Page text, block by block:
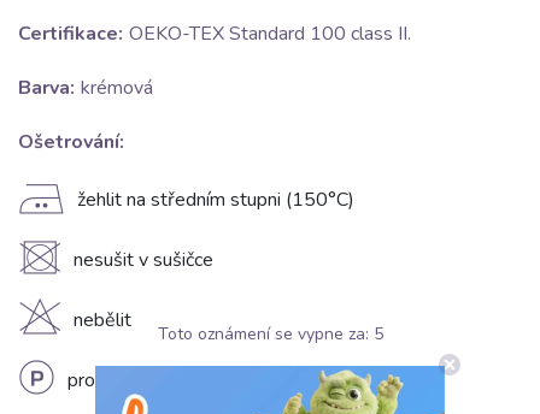
Certifikace: OEKO-TEX Standard 100 class II.
Barva: krémová
Ošetrování:
E žehlit na středním stupni (150°C)
U nesušit v sušičce
H nebělit
L profesionální chemické čištění
Toto oznámení se vypne za: 5